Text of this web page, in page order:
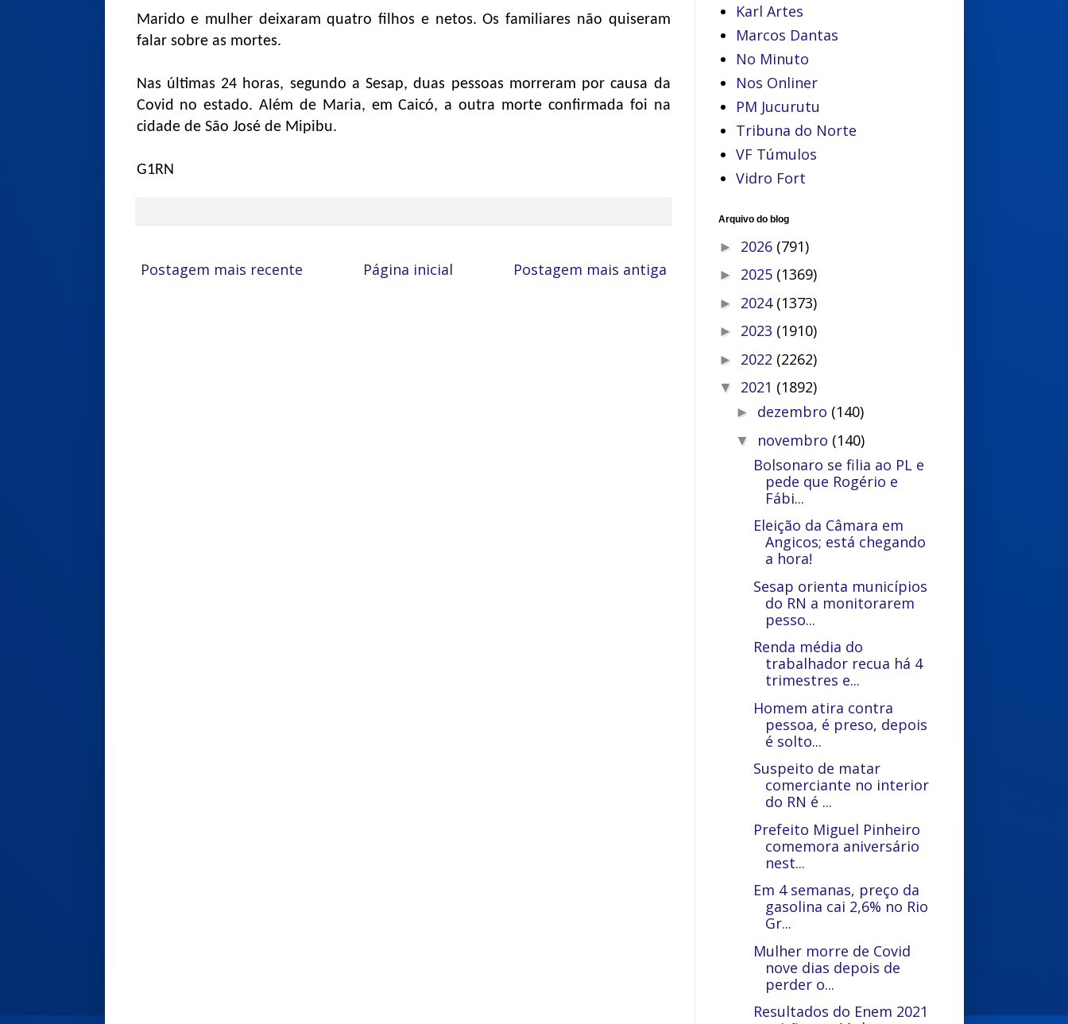
Marido e mulher deixaram quatro filhos e netos. Os familiares não quiseram
falar sobre as mortes.
Nas últimas 24 horas, segundo a Sesap, duas pessoas morreram por causa da
Covid no estado. Além de Maria, em Caicó, a outra morte confirmada foi na
cidade de São José de Mipibu.
G1RN
Postagem mais recente Postagem mais antiga
Página inicial
Karl Artes
Marcos Dantas
No Minuto
Nos Onliner
PM Jucurutu
Tribuna do Norte
VF Túmulos
Vidro Fort
Arquivo do blog
► 2026 (791)
► 2025 (1369)
► 2024 (1373)
► 2023 (1910)
► 2022 (2262)
▼ 2021 (1892)
► dezembro (140)
▼ novembro (140)
Bolsonaro se filia ao PL e
pede que Rogério e
Fábi...
Eleição da Câmara em
Angicos; está chegando
a hora!
Sesap orienta municípios
do RN a monitorarem
pesso...
Renda média do
trabalhador recua há 4
trimestres e...
Homem atira contra
pessoa, é preso, depois
é solto...
Suspeito de matar
comerciante no interior
do RN é ...
Prefeito Miguel Pinheiro
comemora aniversário
nest...
Em 4 semanas, preço da
gasolina cai 2,6% no Rio
Gr...
Mulher morre de Covid
nove dias depois de
perder o...
Resultados do Enem 2021